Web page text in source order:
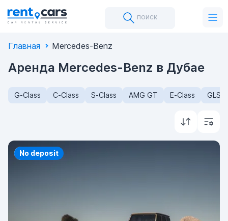
поиск
Главная Mercedes-Benz
Аренда Mercedes-Benz в Дубае
G-Class C-Class S-Class AMG GT E-Class GLS-
Priority
No deposit